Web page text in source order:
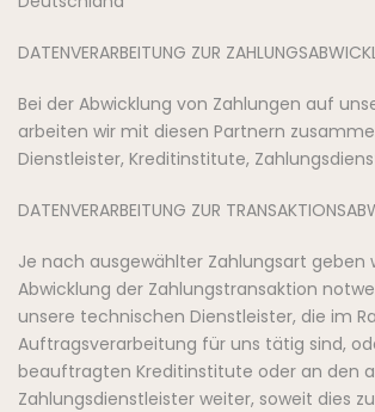
DATENVERARBEITUNG ZUR
Bei der Abwicklung von Zahlungen auf
arbeiten wir mit diesen Partnern
Dienstleister, Kreditinstitute,
DATENVERARBEITUNG ZUR
Je nach ausgewählter Zahlungsart geben
Abwicklung der Zahlungstransaktion
unsere technischen Dienstleister, die im
Auftragsverarbeitung für uns tätig sind,
beauftragten Kreditinstitute oder an den
Zahlungsdienstleister weiter, soweit dies